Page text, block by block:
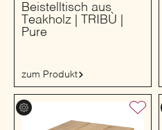
Beistelltisch aus
Teakholz | TRIBÙ |
Pure
zum Produkt